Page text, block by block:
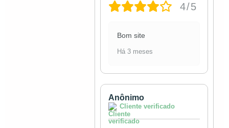
4/5
Bom site
Há 3 meses
Anônimo
Cliente verificado